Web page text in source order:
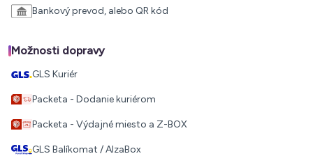
Bankový prevod, alebo QR kód
Možnosti dopravy
GLS Kuriér
Packeta - Dodanie kuriérom
Packeta - Výdajné miesto a Z-BOX
GLS Balíkomat / AlzaBox